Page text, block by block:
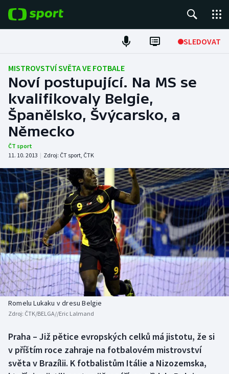
SLEDOVAT
Fotbal
Hokej
Tenis
Atletika
DALŠÍ SPORTY
Americký fotbal
Baseball a softbal
Basketbal
Biatlon
Boby a skeleton
Box
Curling
NEPŘEHLÉDNĚTE
Soutěže
Historické návraty
Aplikace ČT sport
AZ kvíz
MISTROVSTVÍ SVĚTA VE FOTBALE
Noví postupující. Na MS se
kvalifikovaly Belgie,
Španělsko, Švýcarsko, a
Německo
ČT sport
11. 10. 2013 | Zdroj: ČT sport, ČTK
Romelu Lukaku v dresu Belgie
Zdroj: ČTK/BELGA//Eric Lalmand
Praha – Již pětice evropských celků má jistotu, že si
v příštím roce zahraje na fotbalovém mistrovství
světa v Brazílii. K fotbalistům Itálie a Nizozemska,